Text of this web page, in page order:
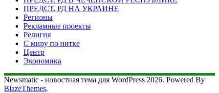
ПРЕДСТ. РД НА УКРАИНЕ
Регионы
Рекламные проекты
Религия
С миру по нитке
Центр
Экономика
Newsmatic - новостная тема для WordPress 2026. Powered By
BlazeThemes.